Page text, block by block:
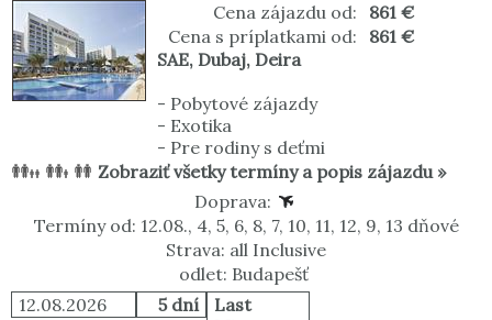
Cena zájazdu od:
861 €
Cena s príplatkami od:
861 €
SAE, Dubaj, Deira
- Pobytové zájazdy
- Exotika
- Pre rodiny s deťmi
Zobraziť všetky termíny a popis zájazdu »
Doprava:
Termíny od: 12.08., 4, 5, 6, 8, 7, 10, 11, 12, 9, 13 dňové
Strava: all Inclusive
odlet: Budapešť
12.08.2026
5 dní
Last